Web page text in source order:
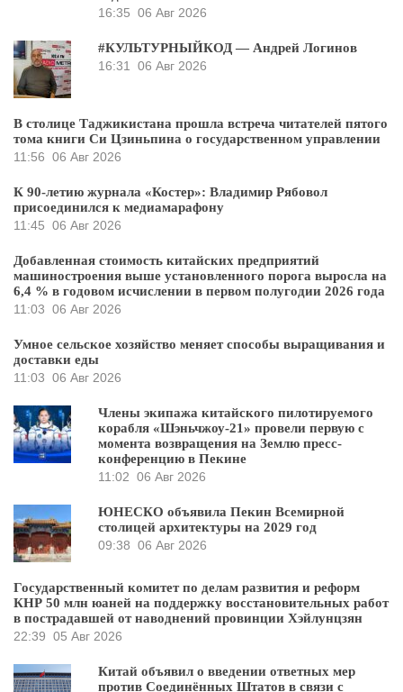
16:35 06 Авг 2026
#КУЛЬТУРНЫЙКОД — Андрей Логинов
16:31
06 Авг 2026
В столице Таджикистана прошла встреча читателей пятого
тома книги Си Цзиньпина о государственном управлении
11:56 06 Авг 2026
К 90-летию журнала «Костер»: Владимир Рябовол
присоединился к медиамарафону
11:45 06 Авг 2026
Добавленная стоимость китайских предприятий
машиностроения выше установленного порога выросла на
6,4 % в годовом исчислении в первом полугодии 2026 года
11:03 06 Авг 2026
Умное сельское хозяйство меняет способы выращивания и
доставки еды
11:03 06 Авг 2026
Члены экипажа китайского пилотируемого
корабля «Шэньчжоу-21» провели первую с
момента возвращения на Землю пресс-
конференцию в Пекине
11:02 06 Авг 2026
ЮНЕСКО объявила Пекин Всемирной
столицей архитектуры на 2029 год
09:38 06 Авг 2026
Государственный комитет по делам развития и реформ
КНР 50 млн юаней на поддержку восстановительных работ
в пострадавшей от наводнений провинции Хэйлунцзян
22:39 05 Авг 2026
Китай объявил о введении ответных мер
против Соединённых Штатов в связи с